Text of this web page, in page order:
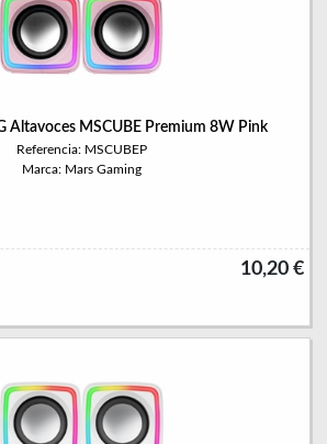
Altavoces MSCUBE Premium 8W Pink
Referencia: MSCUBEP
Marca: Mars Gaming
10,20 €